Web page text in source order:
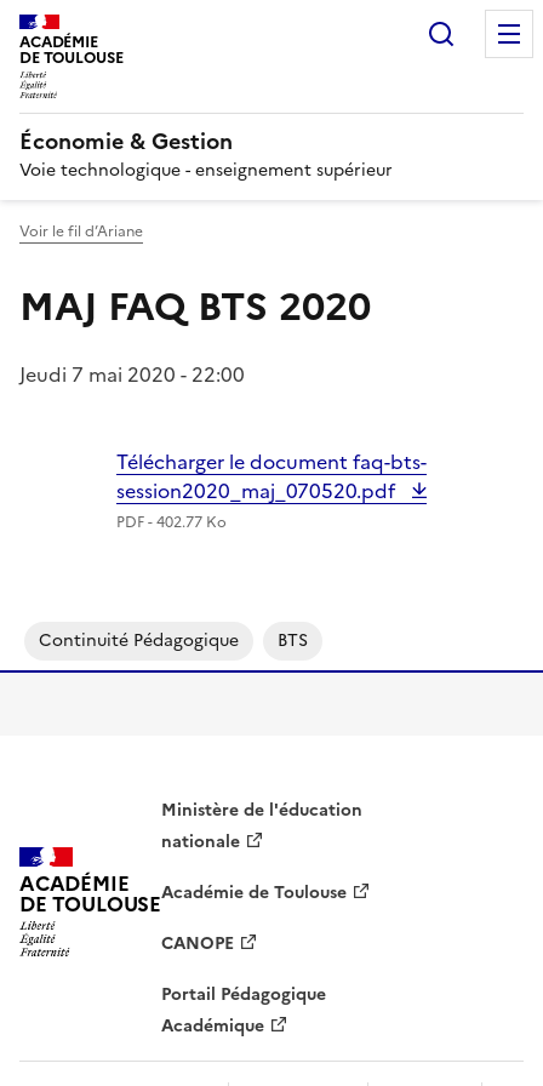
ACADÉMIE
DE TOULOUSE
Économie & Gestion
Voie technologique - enseignement supérieur
Voir le fil d’Ariane
MAJ FAQ BTS 2020
Jeudi 7 mai 2020 - 22:00
Télécharger le document faq-bts-
session2020_maj_070520.pdf
PDF - 402.77 Ko
Continuité Pédagogique BTS
ACADÉMIE
DE TOULOUSE
Ministère de l'éducation
nationale
Académie de Toulouse
CANOPE
Portail Pédagogique
Académique